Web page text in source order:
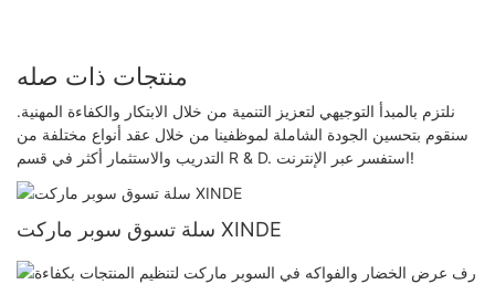
منتجات ذات صله
نلتزم بالمبدأ التوجيهي لتعزيز التنمية من خلال الابتكار والكفاءة المهنية.
سنقوم بتحسين الجودة الشاملة لموظفينا من خلال عقد أنواع مختلفة من
التدريب والاستثمار أكثر في قسم R & D. استفسر عبر الإنترنت!
سلة تسوق سوبر ماركت XINDE